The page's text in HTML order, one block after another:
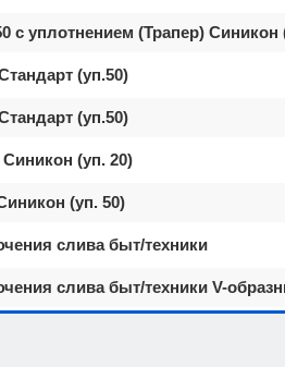
с уплотнением (Трапер) Синикон
(уп.50)
(уп.50)
Синикон (уп. 20)
(уп. 50)
слива быт/техники
слива быт/техники V-